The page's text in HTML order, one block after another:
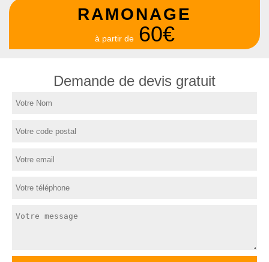
RAMONAGE
à partir de 60€
Demande de devis gratuit